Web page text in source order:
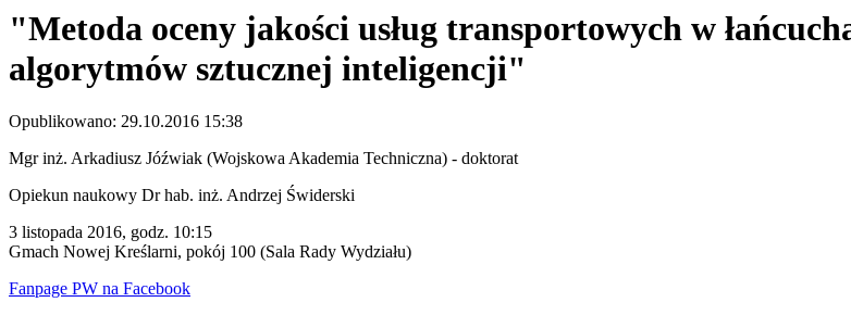
"Metoda oceny jakości usług transportowych w
algorytmów sztucznej inteligencji"
Opublikowano: 29.10.2016 15:38
Mgr inż. Arkadiusz Jóźwiak (Wojskowa Akademia Techniczna) - doktorat
Opiekun naukowy Dr hab. inż. Andrzej Świderski
3 listopada 2016, godz. 10:15
Gmach Nowej Kreślarni, pokój 100 (Sala Rady Wydziału)
Fanpage PW na Facebook